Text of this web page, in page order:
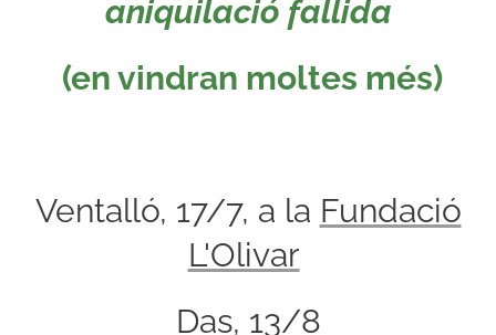
aniquilació fallida
(en vindran moltes més)
Ventalló, 17/7, a la Fundació
L'Olivar
Das, 13/8